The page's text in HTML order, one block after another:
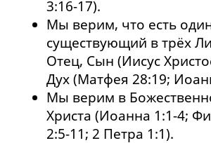
3:16-17).
Мы верим, что есть
существующий в трёх
Отец, Сын (Иисус
Дух (Матфея 28:19;
Мы верим в
Христа (Иоанна 1:1-4;
2:5-11; 2 Петра 1:1).